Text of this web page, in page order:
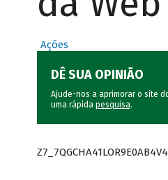
Ações
DÊ SUA OPINIÃO
Ajude-nos a aprimorar o site
uma rápida pesquisa.